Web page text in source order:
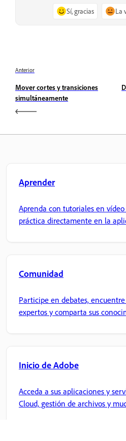
Sí, gracias La
Anterior
Mover cortes y transiciones
simultáneamente
Aprender
Aprenda con tutoriales en
práctica directamente en la
Comunidad
Participe en debates,
expertos y comparta sus
Inicio de Adobe
Acceda a sus aplicaciones y
Cloud, gestión de archivos y